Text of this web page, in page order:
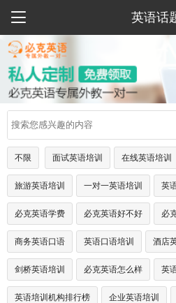
 英语话
不限 面试英语培训 在线英语培训
旅游英语培训 一对一英语培训 英
必克英语学费 必克英语好不好 必
商务英语口语 英语口语培训 酒店
剑桥英语培训 必克英语怎么样 英
英语培训机构排行榜 企业英语培训